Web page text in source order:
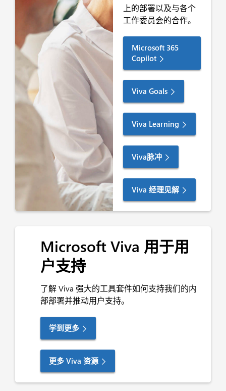
上的部署以及与各个
工作委员会的合作。
Microsoft 365
Copilot
Viva Goals
Viva Learning
Viva脉冲
Viva 经理见解
Microsoft Viva 用于用
户支持
了解 Viva 强大的工具套件如何支持我们的内
部部署并推动用户支持。
学到更多
更多 Viva 资源